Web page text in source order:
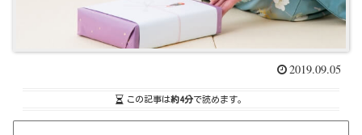
2019.09.05
この記事は約4分で読めます。